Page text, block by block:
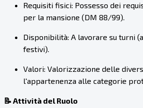
Requisiti fisici: Possesso dei
per la mansione (DM 88/99).
Disponibilità: A lavorare su turni
festivi).
Valori: Valorizzazione delle
l'appartenenza alle categorie
📝 Attività del Ruolo